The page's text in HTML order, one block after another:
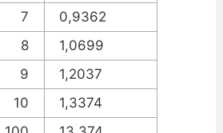
7
0,9362
8
1,0699
9
1,2037
10
1,3374